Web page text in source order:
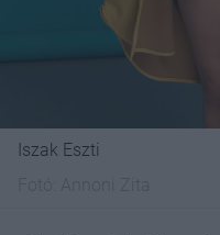
Iszak Eszti